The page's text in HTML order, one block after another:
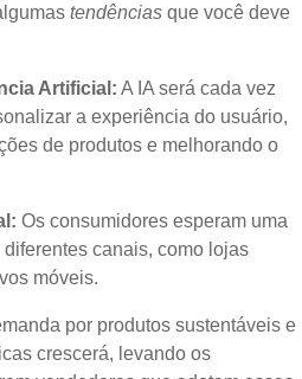
tendências que você deve
Artificial: A IA será cada vez
a experiência do usuário,
de produtos e melhorando o
Os consumidores esperam uma
canais, como lojas
móveis.
por produtos sustentáveis e
crescerá, levando os